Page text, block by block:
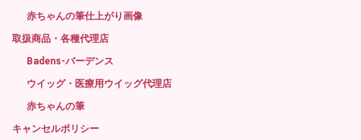
赤ちゃんの筆仕上がり画像
取扱商品・各種代理店
Badens-バーデンス
ウイッグ・医療用ウイッグ代理店
赤ちゃんの筆
キャンセルポリシー